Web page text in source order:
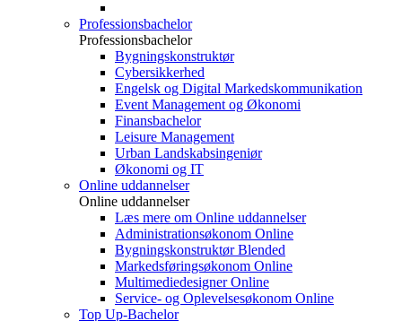
Professionsbachelor
Professionsbachelor
Bygningskonstruktør
Cybersikkerhed
Engelsk og Digital Markedskommunikation
Event Management og Økonomi
Finansbachelor
Leisure Management
Urban Landskabsingeniør
Økonomi og IT
Online uddannelser
Online uddannelser
Læs mere om Online uddannelser
Administrationsøkonom Online
Bygningskonstruktør Blended
Markedsføringsøkonom Online
Multimediedesigner Online
Service- og Oplevelsesøkonom Online
Top Up-Bachelor